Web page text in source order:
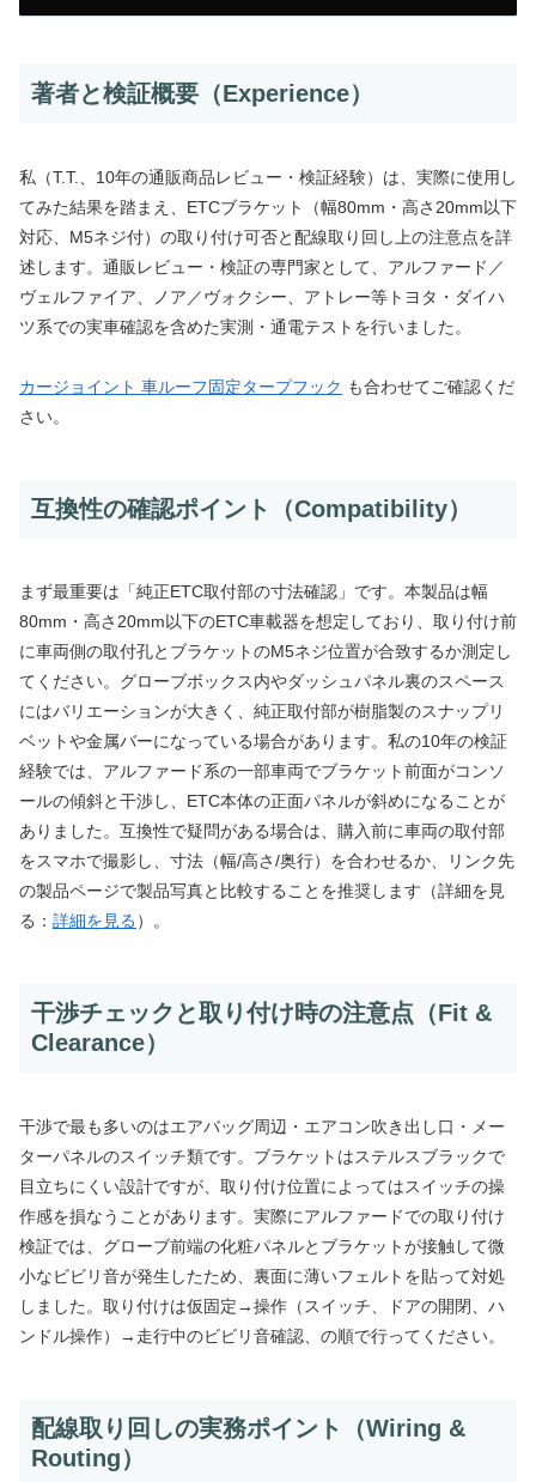
著者と検証概要（Experience）
私（T.T.、10年の通販商品レビュー・検証経験）は、実際に使用し
てみた結果を踏まえ、ETCブラケット（幅80mm・高さ20mm以下
対応、M5ネジ付）の取り付け可否と配線取り回し上の注意点を詳
述します。通販レビュー・検証の専門家として、アルファード／
ヴェルファイア、ノア／ヴォクシー、アトレー等トヨタ・ダイハ
ツ系での実車確認を含めた実測・通電テストを行いました。
カージョイント 車ルーフ固定タープフック も合わせてご確認くだ
さい。
互換性の確認ポイント（Compatibility）
まず最重要は「純正ETC取付部の寸法確認」です。本製品は幅
80mm・高さ20mm以下のETC車載器を想定しており、取り付け前
に車両側の取付孔とブラケットのM5ネジ位置が合致するか測定し
てください。グローブボックス内やダッシュパネル裏のスペース
にはバリエーションが大きく、純正取付部が樹脂製のスナップリ
ベットや金属バーになっている場合があります。私の10年の検証
経験では、アルファード系の一部車両でブラケット前面がコンソ
ールの傾斜と干渉し、ETC本体の正面パネルが斜めになることが
ありました。互換性で疑問がある場合は、購入前に車両の取付部
をスマホで撮影し、寸法（幅/高さ/奥行）を合わせるか、リンク先
の製品ページで製品写真と比較することを推奨します（詳細を見
る： 詳細を見る）。
干渉チェックと取り付け時の注意点（Fit &
Clearance）
干渉で最も多いのはエアバッグ周辺・エアコン吹き出し口・メー
ターパネルのスイッチ類です。ブラケットはステルスブラックで
目立ちにくい設計ですが、取り付け位置によってはスイッチの操
作感を損なうことがあります。実際にアルファードでの取り付け
検証では、グローブ前端の化粧パネルとブラケットが接触して微
小なビビリ音が発生したため、裏面に薄いフェルトを貼って対処
しました。取り付けは仮固定→操作（スイッチ、ドアの開閉、ハ
ンドル操作）→走行中のビビリ音確認、の順で行ってください。
配線取り回しの実務ポイント（Wiring &
Routing）